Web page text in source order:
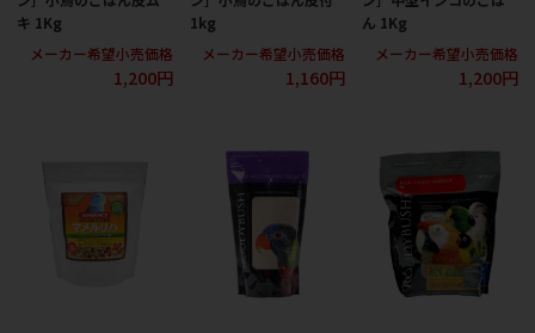
キ 1Kg
メーカー希望小売価格
1,200円
1kg
メーカー希望小売価格
1,160円
ん 1Kg
メーカー希望小売価格
1,200円